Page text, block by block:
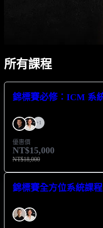
所有課程
錦標賽必修：ICM 系
+1
優惠價
NT$15,000
NT$18,000
錦標賽全方位系統課程